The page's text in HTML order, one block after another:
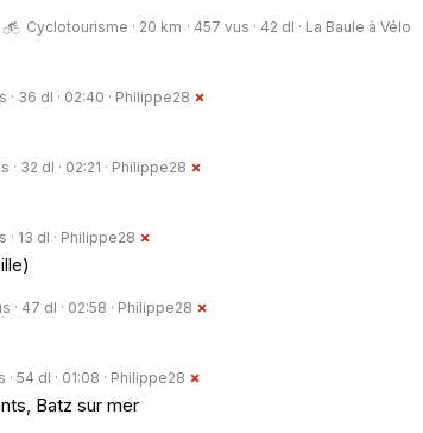
Cyclotourisme · 20 km · 457 vus · 42 dl · La Baule à Vélo
36 dl · 02:40 · Philippe28
32 dl · 02:21 · Philippe28
13 dl · Philippe28
· 47 dl · 02:58 · Philippe28
54 dl · 01:08 · Philippe28
Batz sur mer